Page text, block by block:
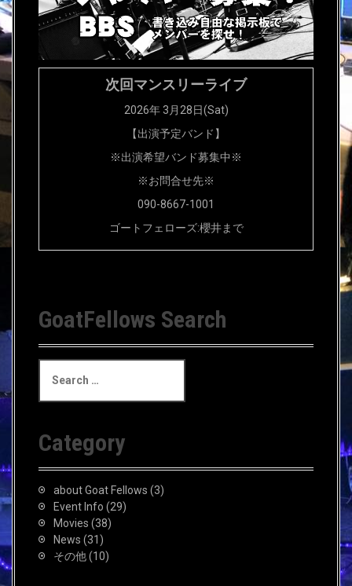
次回マンスリーライブ
2026年 3月28日(Sat)
【出演予定バンド】
※出演希望バンド募集中※
※お問合せ先※
090-8667-1001
ゴートフェローズ:櫻井まで
GoatFellows Search
a
c
h
f
Category
about Goat Fellows (3)
Event Info (29)
Movies (38)
News (31)
その他(10)